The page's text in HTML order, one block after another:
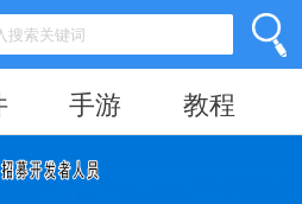
手游 教程